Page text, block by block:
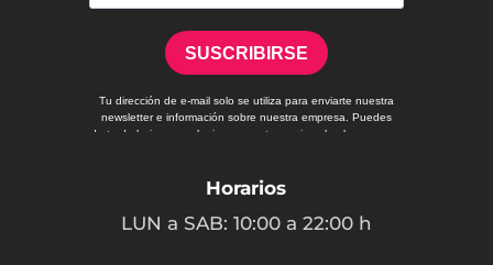
Horarios
LUN a SAB: 10:00 a 22:00 h